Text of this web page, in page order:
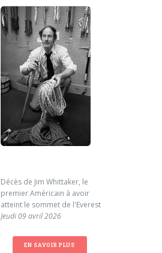
Décès de Jim Whittaker, le
premier Américain à avoir
atteint le sommet de l'Everest
Jeudi 09 avril 2026
EN SAVOIR PLUS